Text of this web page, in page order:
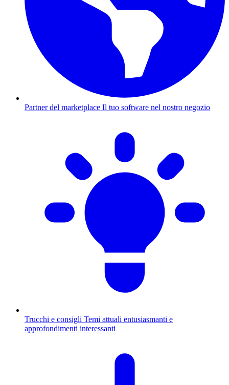
Partner del marketplace Il tuo software nel nostro negozio
Trucchi e consigli Temi attuali entusiasmanti e
approfondimenti interessanti